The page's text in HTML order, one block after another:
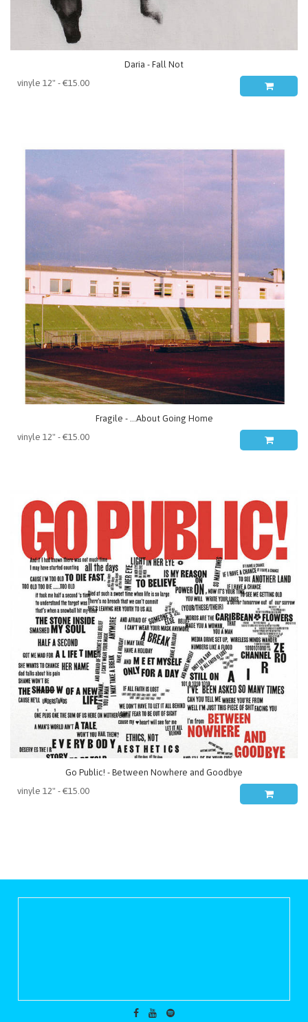
Daria - Fall Not
Fragile - ...About Going Home
Go Public! - Between Nowhere and Goodbye